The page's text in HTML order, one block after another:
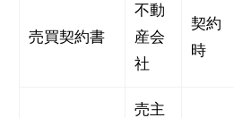
売買契約書
不動
産会
社
契約
時
売主